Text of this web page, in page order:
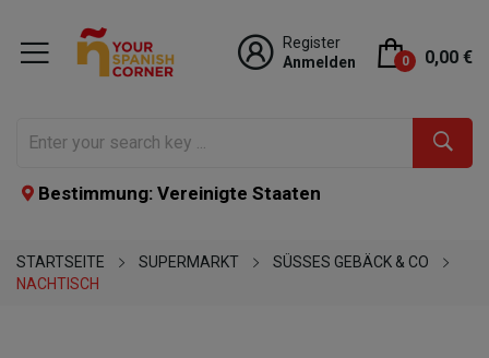
Register
Anmelden
0 0,00 €
Bestimmung: Vereinigte Staaten
STARTSEITE SUPERMARKT
SÜSSES GEBÄCK & CO
NACHTISCH